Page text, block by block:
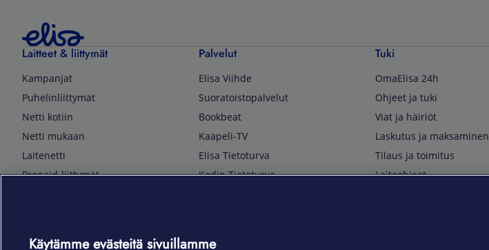
Laitteet & liittymät
Kampanjat
Puhelinliittymät
Netti kotiin
Netti mukaan
Laitenetti
Prepaid-liittymät
Palvelut
Elisa Viihde
Suoratoistopalvelut
Bookbeat
Kaapeli-TV
Elisa Tietoturva
Kodin Tietoturva
Tuki
OmaElisa 24h
Ohjeet ja tuki
Viat ja häiriöt
Laskutus ja maksaminen
Tilaus ja toimitus
Laiteohjeet
Käytämme evästeitä sivuillamme